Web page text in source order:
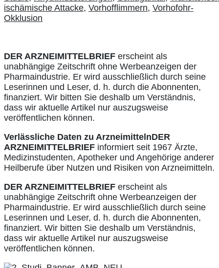
ischämische Attacke, Vorhofflimmern, Vorhofohr-
Okklusion
DER ARZNEIMITTELBRIEF erscheint als
unabhängige Zeitschrift ohne Werbeanzeigen der
Pharmaindustrie. Er wird ausschließlich durch seine
Leserinnen und Leser, d. h. durch die Abonnenten,
finanziert. Wir bitten Sie deshalb um Verständnis,
dass wir aktuelle Artikel nur auszugsweise
veröffentlichen können.
Verlässliche Daten zu ArzneimittelnDER
ARZNEIMITTELBRIEF informiert seit 1967 Ärzte,
Medizinstudenten, Apotheker und Angehörige anderer
Heilberufe über Nutzen und Risiken von Arzneimitteln.
DER ARZNEIMITTELBRIEF erscheint als
unabhängige Zeitschrift ohne Werbeanzeigen der
Pharmaindustrie. Er wird ausschließlich durch seine
Leserinnen und Leser, d. h. durch die Abonnenten,
finanziert. Wir bitten Sie deshalb um Verständnis,
dass wir aktuelle Artikel nur auszugsweise
veröffentlichen können.